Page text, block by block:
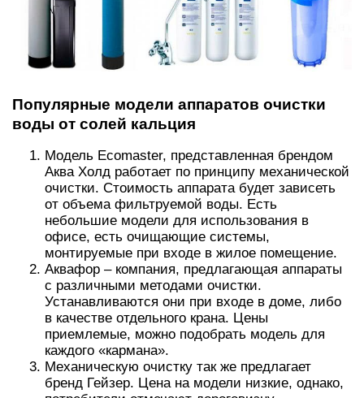
Популярные модели аппаратов очистки
воды от солей кальция
Модель Ecomaster, представленная брендом
Аква Холд работает по принципу механической
очистки. Стоимость аппарата будет зависеть
от объема фильтруемой воды. Есть
небольшие модели для использования в
офисе, есть очищающие системы,
монтируемые при входе в жилое помещение.
Аквафор – компания, предлагающая аппараты
с различными методами очистки.
Устанавливаются они при входе в доме, либо
в качестве отдельного крана. Цены
приемлемые, можно подобрать модель для
каждого «кармана».
Механическую очистку так же предлагает
бренд Гейзер. Цена на модели низкие, однако,